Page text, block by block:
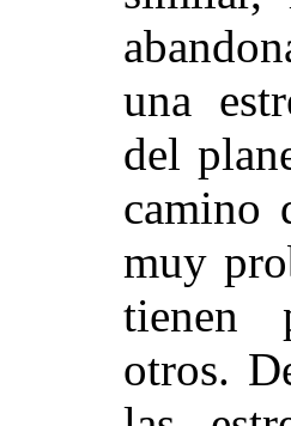
una
del
camino
muy
tienen
otros.